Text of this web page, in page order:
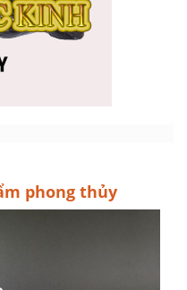
phong thủy